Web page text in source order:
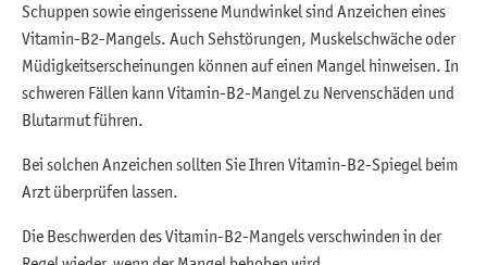
Schuppen sowie eingerissene Mundwinkel sind Anzeichen eines
Vitamin-B2-Mangels. Auch Sehstörungen, Muskelschwäche oder
Müdigkeitserscheinungen können auf einen Mangel hinweisen. In
schweren Fällen kann Vitamin-B2-Mangel zu Nervenschäden und
Blutarmut führen.
Bei solchen Anzeichen sollten Sie Ihren Vitamin-B2-Spiegel beim
Arzt überprüfen lassen.
Die Beschwerden des Vitamin-B2-Mangels verschwinden in der